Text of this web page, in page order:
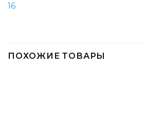
ПОХОЖИЕ ТОВАРЫ